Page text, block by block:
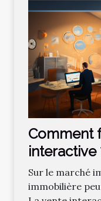
Comment
interactive
Sur le marché
immobilière